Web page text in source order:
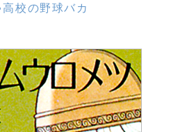
校の野球バカ